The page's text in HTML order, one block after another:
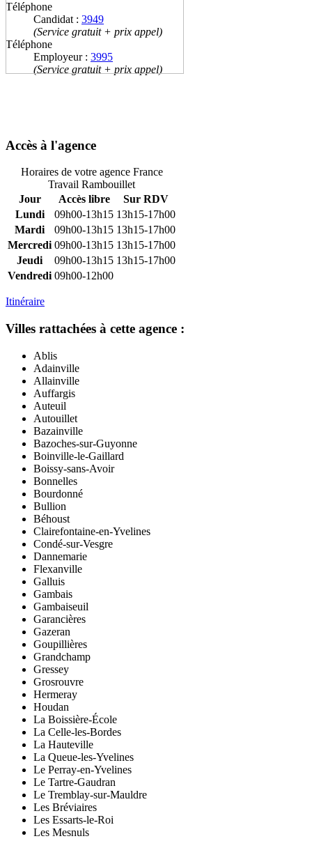
Téléphone
Candidat : 3949
(Service gratuit + prix appel)
Téléphone
Employeur : 3995
(Service gratuit + prix appel)
Accès à l'agence
Horaires de votre agence France
Travail Rambouillet
Jour
Accès libre
Sur RDV
Lundi
09h00-13h15 13h15-17h00
Mardi
09h00-13h15 13h15-17h00
Mercredi 09h00-13h15 13h15-17h00
Jeudi
09h00-13h15 13h15-17h00
Vendredi 09h00-12h00
Itinéraire
Villes rattachées à cette agence :
Ablis
Adainville
Allainville
Auffargis
Auteuil
Autouillet
Bazainville
Bazoches-sur-Guyonne
Boinville-le-Gaillard
Boissy-sans-Avoir
Bonnelles
Bourdonné
Bullion
Béhoust
Clairefontaine-en-Yvelines
Condé-sur-Vesgre
Dannemarie
Flexanville
Galluis
Gambais
Gambaiseuil
Garancières
Gazeran
Goupillières
Grandchamp
Gressey
Grosrouvre
Hermeray
Houdan
La Boissière-École
La Celle-les-Bordes
La Hauteville
La Queue-les-Yvelines
Le Perray-en-Yvelines
Le Tartre-Gaudran
Le Tremblay-sur-Mauldre
Les Bréviaires
Les Essarts-le-Roi
Les Mesnuls